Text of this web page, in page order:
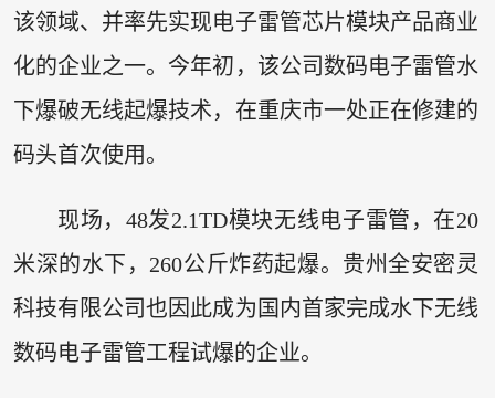
该领域、并率先实现电子雷管芯片模块产品商业
化的企业之一。今年初，该公司数码电子雷管水
下爆破无线起爆技术，在重庆市一处正在修建的
码头首次使用。
现场，48发2.1TD模块无线电子雷管，在20
米深的水下，260公斤炸药起爆。贵州全安密灵
科技有限公司也因此成为国内首家完成水下无线
数码电子雷管工程试爆的企业。